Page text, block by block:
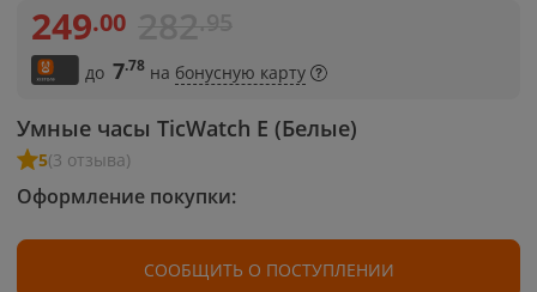
Умные часы TicWatch E (Белые)
5(3 отзыва)
249.00
до 7.78 на бонусную карту
Оформление покупки:
СООБЩИТЬ О ПОСТУПЛЕНИИ